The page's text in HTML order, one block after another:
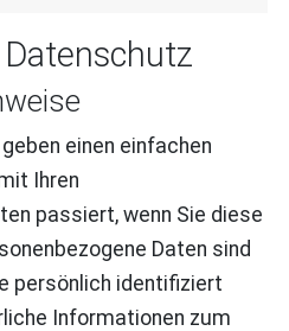
einen einfachen
Ihren
passiert, wenn Sie diese
Daten sind
persönlich identifiziert
Informationen zum